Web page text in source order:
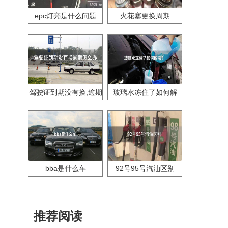
epc灯亮是什么问题 火花塞更换周期
驾驶证到期没有换,逾期
玻璃水冻住了如何解
bba是什么车 92号95号汽油区别
推荐阅读